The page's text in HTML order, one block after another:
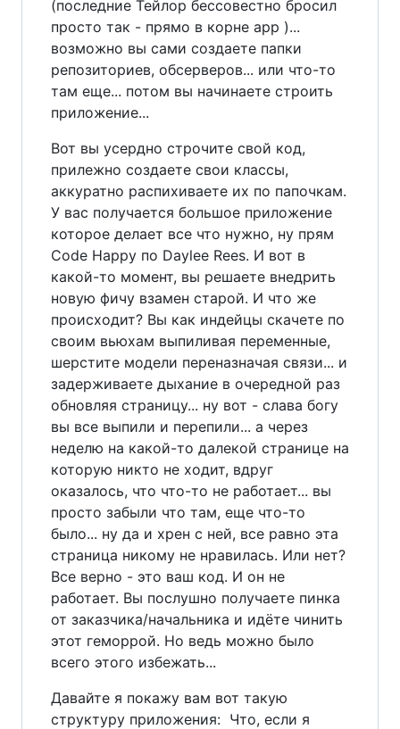
(последние Тейлор бессовестно бросил
просто так - прямо в корне app )...
возможно вы сами создаете папки
репозиториев, обсерверов... или что-то
там еще... потом вы начинаете строить
приложение...
Вот вы усердно строчите свой код,
прилежно создаете свои классы,
аккуратно распихиваете их по папочкам.
У вас получается большое приложение
которое делает все что нужно, ну прям
Code Happy по Daylee Rees. И вот в
какой-то момент, вы решаете внедрить
новую фичу взамен старой. И что же
происходит? Вы как индейцы скачете по
своим вьюхам выпиливая переменные,
шерстите модели переназначая связи... и
задерживаете дыхание в очередной раз
обновляя страницу... ну вот - слава богу
вы все выпили и перепили... а через
неделю на какой-то далекой странице на
которую никто не ходит, вдруг
оказалось, что что-то не работает... вы
просто забыли что там, еще что-то
было... ну да и хрен с ней, все равно эта
страница никому не нравилась. Или нет?
Все верно - это ваш код. И он не
работает. Вы послушно получаете пинка
от заказчика/начальника и идёте чинить
этот геморрой. Но ведь можно было
всего этого избежать...
Давайте я покажу вам вот такую
структуру приложения: Что, если я